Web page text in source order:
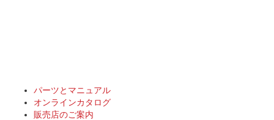
パーツとマニュアル
オンラインカタログ
販売店のご案内